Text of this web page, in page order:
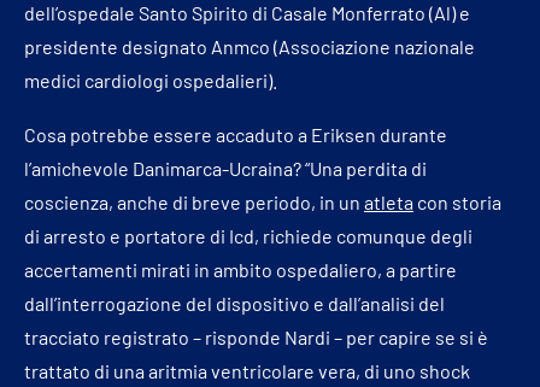
dell’ospedale Santo Spirito di Casale Monferrato (Al) e
presidente designato Anmco (Associazione nazionale
medici cardiologi ospedalieri).
Cosa potrebbe essere accaduto a Eriksen durante
l’amichevole Danimarca-Ucraina? “Una perdita di
coscienza, anche di breve periodo, in un atleta con storia
di arresto e portatore di Icd, richiede comunque degli
accertamenti mirati in ambito ospedaliero, a partire
dall’interrogazione del dispositivo e dall’analisi del
tracciato registrato – risponde Nardi – per capire se si è
trattato di una aritmia ventricolare vera, di uno shock